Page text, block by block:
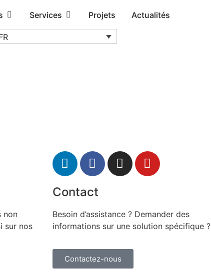
Services Projets Actualités
non
sur nos
Contact
Besoin d’assistance ? Demander des
informations sur une solution spécifique ?
Contactez-nous